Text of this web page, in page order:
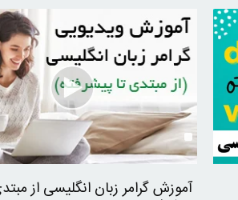
آموزش گرامر زبان انگلیسی از